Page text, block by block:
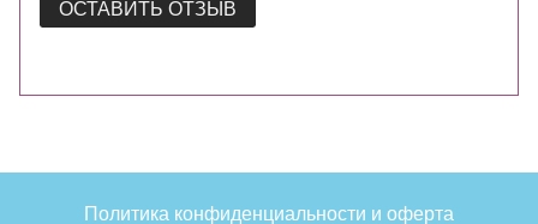
ОСТАВИТЬ ОТЗЫВ
Политика конфиденциальности и оферта